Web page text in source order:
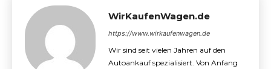
WirKaufenWagen.de
https://www.wirkaufenwagen.de
Wir sind seit vielen Jahren auf den
Autoankauf spezialisiert. Von Anfang